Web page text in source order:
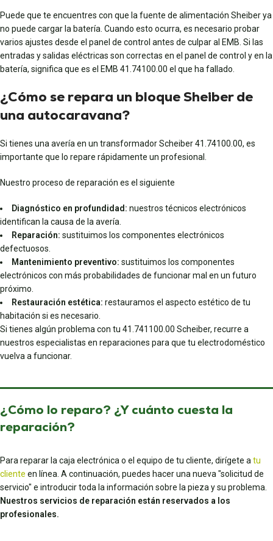
Puede que te encuentres con que la fuente de alimentación Sheiber ya
no puede cargar la batería. Cuando esto ocurra, es necesario probar
varios ajustes desde el panel de control antes de culpar al EMB. Si las
entradas y salidas eléctricas son correctas en el panel de control y en la
batería, significa que es el EMB 41.74100.00 el que ha fallado.
¿Cómo se repara un bloque Sheiber de
una autocaravana?
Si tienes una avería en un transformador Scheiber 41.74100.00, es
importante que lo repare rápidamente un profesional.
Nuestro proceso de reparación es el siguiente
Diagnóstico en profundidad: nuestros técnicos electrónicos
identifican la causa de la avería.
Reparación: sustituimos los componentes electrónicos
defectuosos.
Mantenimiento preventivo: sustituimos los componentes
electrónicos con más probabilidades de funcionar mal en un futuro
próximo.
Restauración estética: restauramos el aspecto estético de tu
habitación si es necesario.
Si tienes algún problema con tu 41.741100.00 Scheiber, recurre a
nuestros especialistas en reparaciones para que tu electrodoméstico
vuelva a funcionar.
¿Cómo lo reparo? ¿Y cuánto cuesta la
reparación?
Para reparar la caja electrónica o el equipo de tu cliente, dirígete a tu
cliente en línea. A continuación, puedes hacer una nueva "solicitud de
servicio" e introducir toda la información sobre la pieza y su problema.
Nuestros servicios de reparación están reservados a los
profesionales.